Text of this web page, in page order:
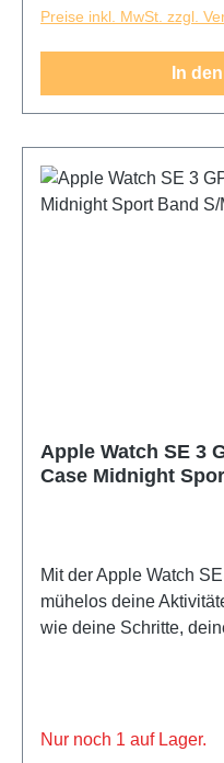
Preise inkl. MwSt. zzgl.
In
Apple Watch SE 3
Case Midnight
Mit der Apple Watch
mühelos deine
wie deine Schritte,
Nur noch 1 auf Lager.